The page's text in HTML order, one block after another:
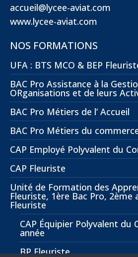
accueil@lycee-aviat.com
www.lycee-aviat.com
NOS FORMATIONS
UFA : BTS MCO & BEP
BAC Pro Assistance à la
ORganisations et de leurs
BAC Pro Métiers de l’ Accueil
BAC Pro Métiers du
CAP Employé Polyvalent du
CAP Fleuriste
Unité de Formation des
Fleuriste, 1ère Bac Pro, 2ème
Fleuriste
CAP Équipier Polyvalent du
année
BP Fleuriste